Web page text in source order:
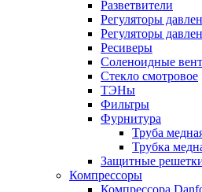
Разветвители
Регуляторы
Регуляторы
Ресиверы
Соленоидные
Стекло смотровое
ТЭНы
Фильтры
Фурнитура
Труба
Трубка
Защитные
Компрессоры
Компрессора